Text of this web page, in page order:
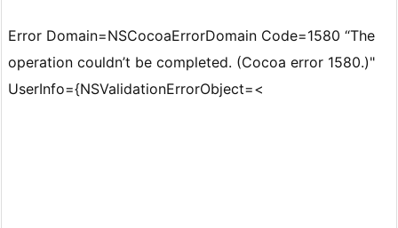
Error Domain=NSCocoaErrorDomain Code=1580 “The
operation couldn’t be completed. (Cocoa error 1580.)"
UserInfo={NSValidationErrorObject=<